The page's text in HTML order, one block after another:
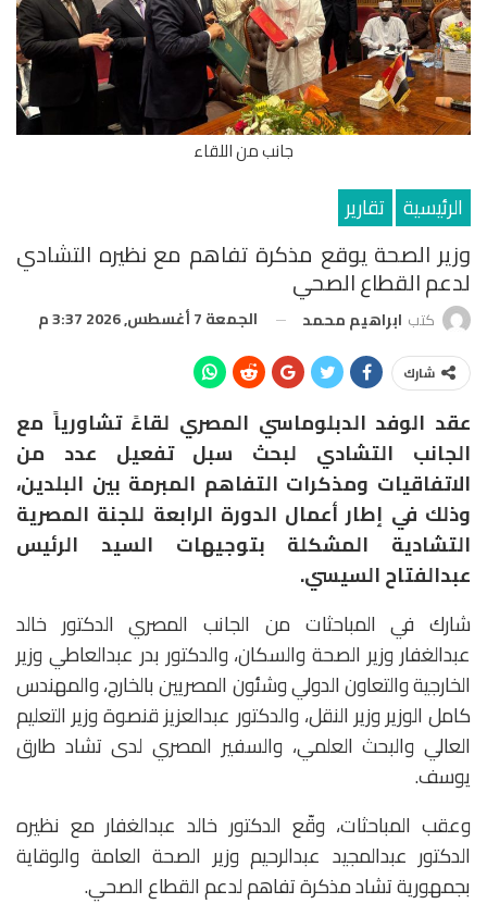
جانب من اللقاء
الرئيسية تقارير
وزير الصحة يوقع مذكرة تفاهم مع نظيره التشادي
لدعم القطاع الصحي
كتب ابراهيم محمد الجمعة 7 أغسطس, 2026 3:37 م
شارك
عقد الوفد الدبلوماسي المصري لقاءً تشاورياً مع
الجانب التشادي لبحث سبل تفعيل عدد من
الاتفاقيات ومذكرات التفاهم المبرمة بين البلدين،
وذلك في إطار أعمال الدورة الرابعة للجنة المصرية
التشادية المشكلة بتوجيهات السيد الرئيس
عبدالفتاح السيسي.
شارك في المباحثات من الجانب المصري الدكتور خالد
عبدالغفار وزير الصحة والسكان، والدكتور بدر عبدالعاطي وزير
الخارجية والتعاون الدولي وشئون المصريين بالخارج، والمهندس
كامل الوزير وزير النقل، والدكتور عبدالعزيز قنصوة وزير التعليم
العالي والبحث العلمي، والسفير المصري لدى تشاد طارق
يوسف.
وعقب المباحثات، وقّع الدكتور خالد عبدالغفار مع نظيره
الدكتور عبدالمجيد عبدالرحيم وزير الصحة العامة والوقاية
بجمهورية تشاد مذكرة تفاهم لدعم القطاع الصحي.